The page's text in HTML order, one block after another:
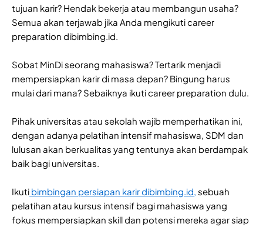
tujuan karir? Hendak bekerja atau membangun usaha?
Semua akan terjawab jika Anda mengikuti career
preparation dibimbing.id.
Sobat MinDi seorang mahasiswa? Tertarik menjadi
mempersiapkan karirdi masa depan? Bingung harus
mulai dari mana? Sebaiknya ikuti career preparation dulu.
Pihak universitas atau sekolah wajib memperhatikan ini,
dengan adanya pelatihan intensif mahasiswa, SDM dan
lulusan akan berkualitas yang tentunya akan berdampak
baik bagi universitas.
Ikuti bimbingan persiapan karir dibimbing.id, sebuah
pelatihan atau kursus intensif bagi mahasiswa yang
fokus mempersiapkan skill dan potensi mereka agar siap